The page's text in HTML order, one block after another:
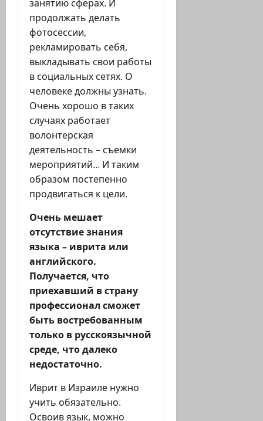
занятию сферах. И
продолжать делать
фотосессии,
рекламировать себя,
выкладывать свои работы
в социальных сетях. О
человеке должны узнать.
Очень хорошо в таких
случаях работает
волонтерская
деятельность – съемки
мероприятий… И таким
образом постепенно
продвигаться к цели.
Очень мешает
отсутствие знания
языка – иврита или
английского.
Получается, что
приехавший в страну
профессионал сможет
быть востребованным
только в русскоязычной
среде, что далеко
недостаточно.
Иврит в Израиле нужно
учить обязательно.
Освоив язык, можно